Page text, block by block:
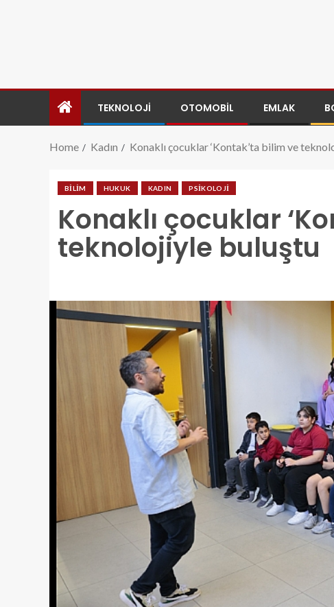
TEKNOLOJI OTOMOBIL EMLAK
Home Kadın Konaklı çocuklar ‘Kontak’ta bilim ve
BILIM HUKUK KADIN PSIKOLOJI
Konaklı çocuklar
teknolojiyle buluştu